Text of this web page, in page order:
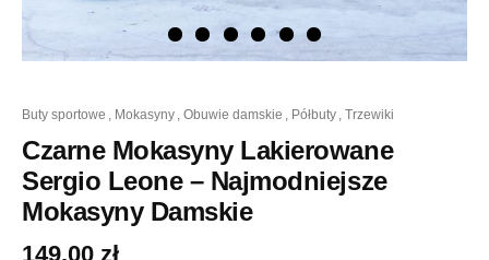
buty sportowe , mokasyny , obuwie damskie , półbuty , trzewiki
Czarne Mokasyny Lakierowane
Sergio Leone – Najmodniejsze
Mokasyny Damskie
149,00 zł
Czarne
Lakierowane
Sergio
Leone
-